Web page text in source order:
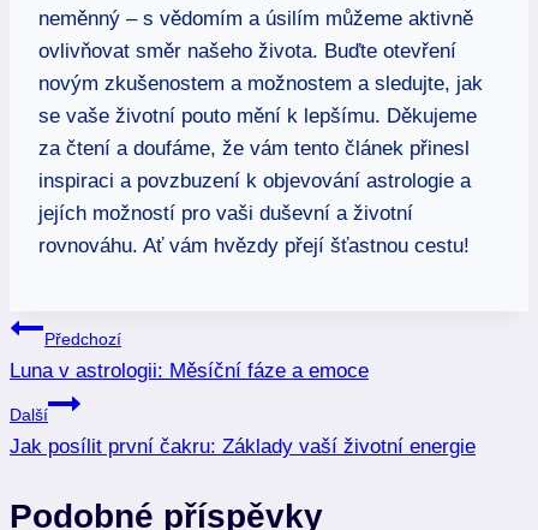
neměnný​ – ‌s vědomím a‌ úsilím ⁢můžeme aktivně
ovlivňovat‍ směr našeho života. Buďte otevření ​
novým zkušenostem a možnostem a sledujte, ⁢jak
se vaše⁣ životní ⁤pouto mění k ⁣lepšímu. Děkujeme
za čtení a doufáme, ⁤že vám tento‌ článek ⁤přinesl
inspiraci a⁣ povzbuzení k ⁤objevování astrologie a
jejích možností pro vaši duševní a životní
rovnováhu. Ať vám hvězdy přejí šťastnou cestu!
Navigace
pro
příspěvek
Předchozí
Luna v astrologii: Měsíční fáze a emoce
Další
Jak posílit první čakru: Základy vaší životní energie
Podobné příspěvky